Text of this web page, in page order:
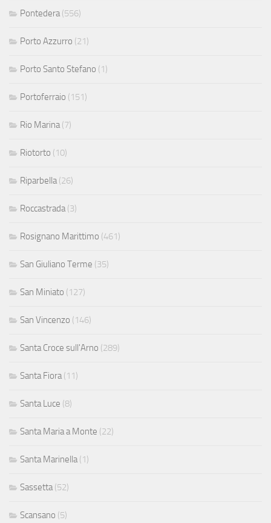
Pontedera (556)
Porto Azzurro (21)
Porto Santo Stefano (1)
Portoferraio (151)
Rio Marina (7)
Riotorto (10)
Riparbella (26)
Roccastrada (3)
Rosignano Marittimo (461)
San Giuliano Terme (35)
San Miniato (127)
San Vincenzo (146)
Santa Croce sull'Arno (289)
Santa Fiora (11)
Santa Luce (8)
Santa Maria a Monte (22)
Santa Marinella (1)
Sassetta (52)
Scansano (5)